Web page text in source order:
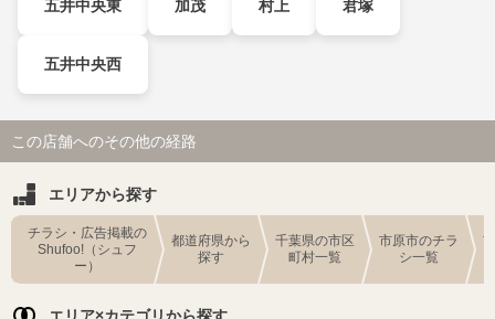
五井中央東 加茂 村上 君塚
五井中央西
この店舗へのその他の経路
エリアから探す
チラシ・広告掲載の
Shufoo!（シュフ
ー）
都道府県から
探す
千葉県の市区
町村一覧
市原市のチラ
シ一覧